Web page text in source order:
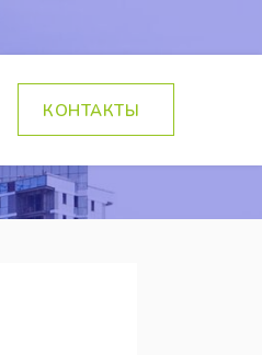
КОНТАКТЫ